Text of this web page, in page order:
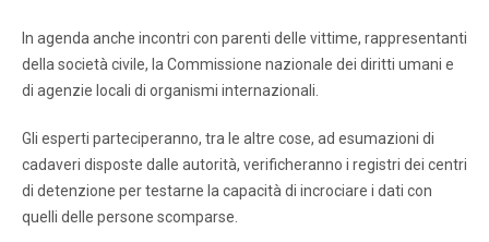
In agenda anche incontri con parenti delle vittime, rappresentanti
della società civile, la Commissione nazionale dei diritti umani e
di agenzie locali di organismi internazionali.
Gli esperti parteciperanno, tra le altre cose, ad esumazioni di
cadaveri disposte dalle autorità, verificheranno i registri dei centri
di detenzione per testarne la capacità di incrociare i dati con
quelli delle persone scomparse.